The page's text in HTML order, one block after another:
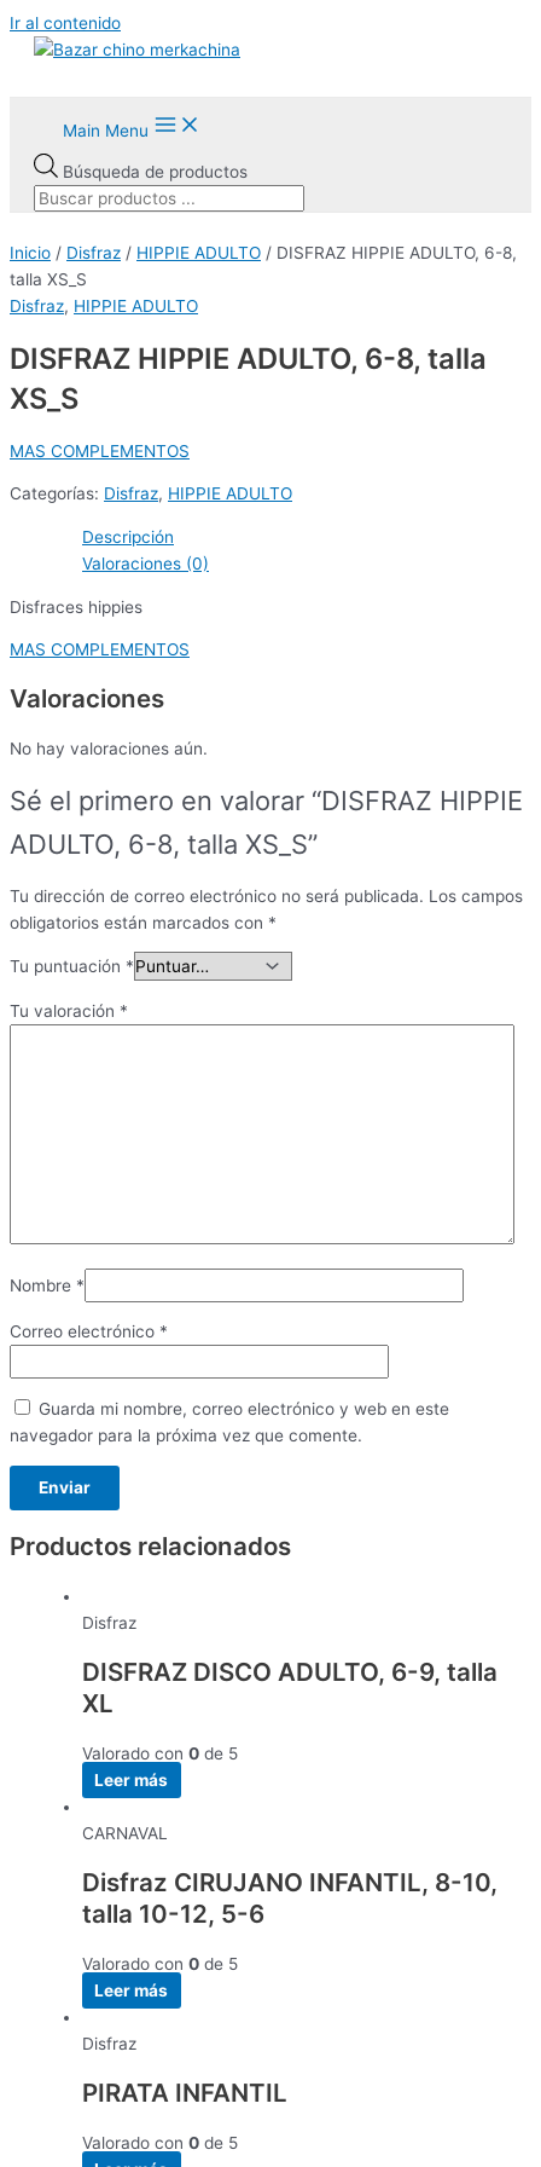
Ir al contenido
Main Menu
Búsqueda de productos
Inicio / Disfraz / HIPPIE ADULTO / DISFRAZ HIPPIE ADULTO, 6-8,
talla XS_S
Disfraz, HIPPIE ADULTO
DISFRAZ HIPPIE ADULTO, 6-8, talla
XS_S
MAS COMPLEMENTOS
Categorías: Disfraz, HIPPIE ADULTO
Descripción
Valoraciones (0)
Disfraces hippies
MAS COMPLEMENTOS
Valoraciones
No hay valoraciones aún.
Sé el primero en valorar “DISFRAZ HIPPIE
ADULTO, 6-8, talla XS_S”
Tu dirección de correo electrónico no será publicada. Los campos
obligatorios están marcados con *
Tu puntuación *
Tu valoración *
Nombre *
Correo electrónico *
Guarda mi nombre, correo electrónico y web en este
navegador para la próxima vez que comente.
Productos relacionados
Disfraz
DISFRAZ DISCO ADULTO, 6-9, talla
XL
Valorado con 0 de 5
Leer más
CARNAVAL
Disfraz CIRUJANO INFANTIL, 8-10,
talla 10-12, 5-6
Valorado con 0 de 5
Leer más
Disfraz
PIRATA INFANTIL
Valorado con 0 de 5